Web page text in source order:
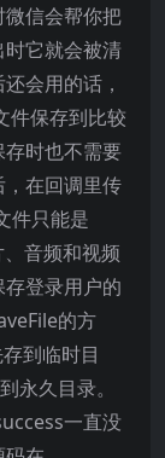
信会帮你把
它就会被清
会用的话，
件保存到比较
时也不需要
在回调里传
件只能是
音频和视频
登录用户的
的方
到临时目
永久目录。
一直没